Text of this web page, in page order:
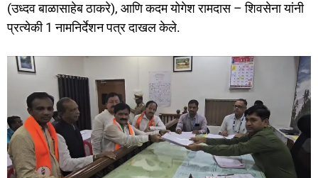
(उध्दव बाळासाहेब ठाकरे), आणि कदम योगेश रामदास – शिवसेना यांनी
प्रत्येकी 1 नामनिर्देशन पत्र दाखल केले.